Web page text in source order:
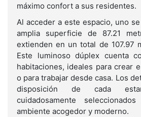
máximo confort a sus residentes.
Al acceder a este espacio, uno
amplia superficie de 87.21
extienden en un total de 107.97
Este luminoso dúplex cuenta
habitaciones, ideales para crear
o para trabajar desde casa. Los
disposición de cada
cuidadosamente
ambiente acogedor y moderno.